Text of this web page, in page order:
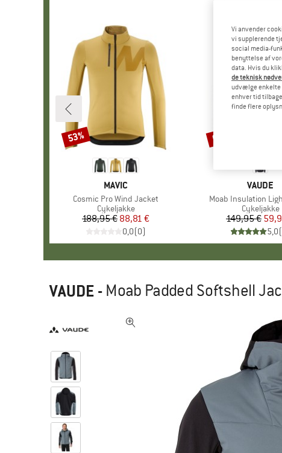
MÆRKE
MAVIC
Artikel
Cosmic Pro Wind Jacket
Produktgruppe
Cykeljakke
Pris
188,95 €Nedsat pris
88,81 €
0,0(0)
Rabat
53%
MÆRKE
VAUDE
Artikel
Moab Insulation
Cykeljakke
Pris
149,95 €
5,0(
Rabat
60%
VAUDE - Moab Padded Softshell
Vi anvender
vi supplerende
social media-
benyttelse af
data. Hvis du
de teknisk
udvælge enkelte
enhver tid
finde flere